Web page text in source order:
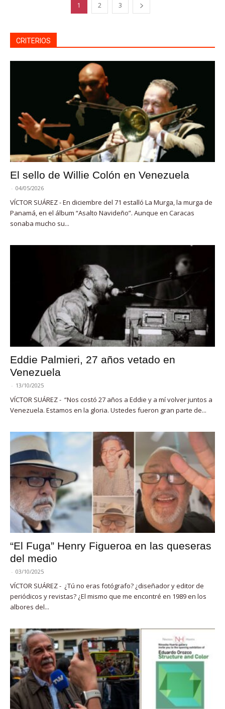
1 2 3
CRITERIOS
El sello de Willie Colón en Venezuela
- 04/05/2026
VÍCTOR SUÁREZ - En diciembre del 71 estalló La Murga, la murga de
Panamá, en el álbum “Asalto Navideño”. Aunque en Caracas
sonaba mucho su...
Eddie Palmieri, 27 años vetado en
Venezuela
- 13/10/2025
VÍCTOR SUÁREZ - “Nos costó 27 años a Eddie y a mí volver juntos a
Venezuela. Estamos en la gloria. Ustedes fueron gran parte de...
“El Fuga” Henry Figueroa en las queseras
del medio
- 03/10/2025
VÍCTOR SUÁREZ - ¿Tú no eras fotógrafo? ¿diseñador y editor de
periódicos y revistas? ¿El mismo que me encontré en 1989 en los
albores del...